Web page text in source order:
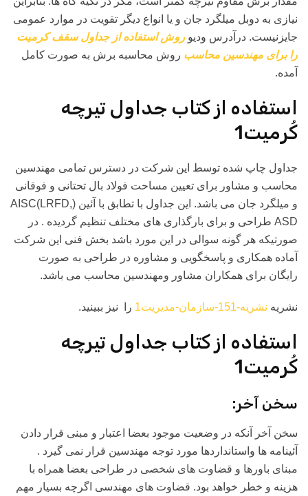
نیازی به دوبل میلگرد جان و یا انواع دیگر تقویت در موارد عمومی
جایزنیست. درآدرس ودیو روش استفاده از جداول سقف کرمیت
را برای مهندسین محاسب روش محاسبه برش به صورت کامل
آمده.
استفاده از کتاب جداول تیرچه
کُرمیت1
جداول چاپ شده توسط این شرکت در دسترس تمامی مهندسین
محاسب و مشاور برای تعیین مساحت فولاد بال تحتانی و فوقانی
و میلگرد جان می باشد. این جداول با تطابق با آئین (AISC(LRFD,
ASD طراحی و برای بارگذاری های مختلف تنظیم گردیده . در
صورتیکه هر گونه سوالی در این مورد باشد بخش فنی این شرکت
آماده همکاری و پاسخگویی و مشاوره در طراحی به صورت
رایگان برای همکاران مشاور ومهندسین محاسب می باشد.
نشریه نشریه-151-سازمان-مدیریت1 را نیز ببینید.
استفاده از کتاب جداول تیرچه
کُرمیت1
سخن آخر:
سخن آخر آنکه در وضعیت موجود بعضا اعتبار و مبنی قرار دادن
آئینامه ها واستانداردها مورد توجه مهندسین قرار نمی گیرد .
مبنای باورها و قضاوت های شخصی در طراحی بعضا همراه با
هزینه و خطر خواهد بود. قضاوت های مهندسی اگرچه بسیار مهم